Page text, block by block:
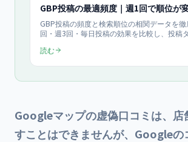
GBP投稿の最適頻度｜週1回で順位が
GBP投稿の頻度と検索順位の相関データを徹
回・週3回・毎日投稿の効果を比較し、投稿
上位表示に直結する投稿戦略を公開します。
読む
Googleマップの虚偽口コミは、店
すことはできませんが、Googleの